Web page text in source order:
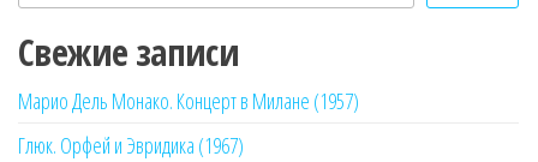
Свежие записи
Марио Дель Монако. Концерт в Милане (1957)
Глюк. Орфей и Эвридика (1967)